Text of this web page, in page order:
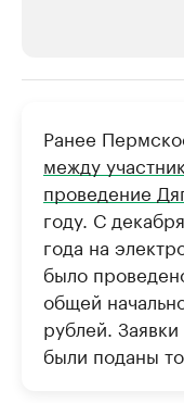
Крупнейшие
продавцы
Ознакомьтесь с
Ранее
между
проведение
году. С
года на
было
общей
рублей.
были поданы